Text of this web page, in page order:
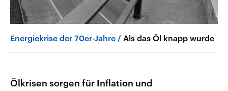
Energiekrise der 70er-Jahre Als das Öl knapp wurde
Ölkrisen sorgen für Inflation und